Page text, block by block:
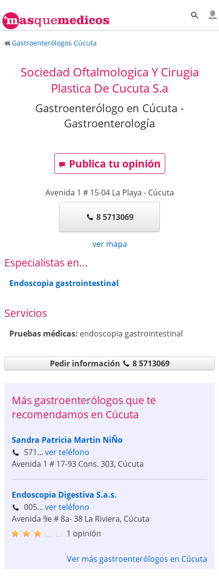
Gastroenterólogos Cúcuta
Sociedad Oftalmologica Y Cirugia
Plastica De Cucuta S.a
Gastroenterólogo en Cúcuta -
Gastroenterología
Publica tu opinión
Avenida 1 # 15-04 La Playa - Cúcuta
8 5713069
ver mapa
Especialistas en...
Endoscopia gastrointestinal
Servicios
Pruebas médicas: endoscopia gastrointestinal
Pedir información 8 5713069
Más gastroenterólogos que te
recomendamos en Cúcuta
Sandra Patricia Martin NiÑo
571... ver teléfono
Avenida 1 # 17-93 Cons. 303, Cúcuta
Endoscopia Digestiva S.a.s.
005... ver teléfono
Avenida 9e # 8a- 38 La Riviera, Cúcuta
1 opinión
Ver más gastroenterólogos en Cúcuta